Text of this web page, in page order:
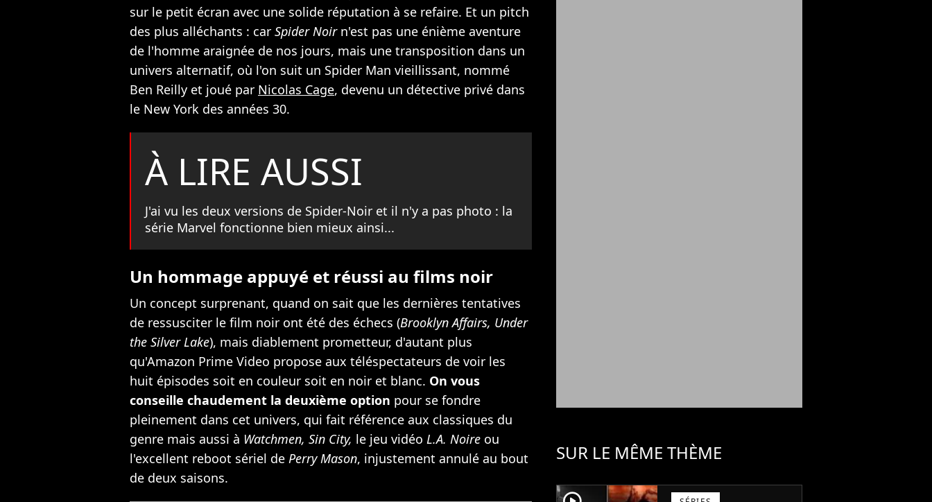
sur le petit écran avec une solide réputation à se refaire. Et un pitch
des plus alléchants : car Spider Noir n'est pas une énième aventure
de l'homme araignée de nos jours, mais une transposition dans un
univers alternatif, où l'on suit un Spider Man vieillissant, nommé
Ben Reilly et joué par Nicolas Cage, devenu un détective privé dans
le New York des années 30.
À LIRE AUSSI
J'ai vu les deux versions de Spider-Noir et il n'y a pas photo : la
série Marvel fonctionne bien mieux ainsi...
Un hommage appuyé et réussi au films noir
Un concept surprenant, quand on sait que les dernières tentatives
de ressusciter le film noir ont été des échecs (Brooklyn Affairs, Under
the Silver Lake), mais diablement prometteur, d'autant plus
qu'Amazon Prime Video propose aux téléspectateurs de voir les
huit épisodes soit en couleur soit en noir et blanc. On vous
conseille chaudement la deuxième option pour se fondre
pleinement dans cet univers, qui fait référence aux classiques du
genre mais aussi à Watchmen, Sin City, le jeu vidéo L.A. Noire ou
l'excellent reboot sériel de Perry Mason, injustement annulé au bout
de deux saisons.
SUR LE MÊME THÈME